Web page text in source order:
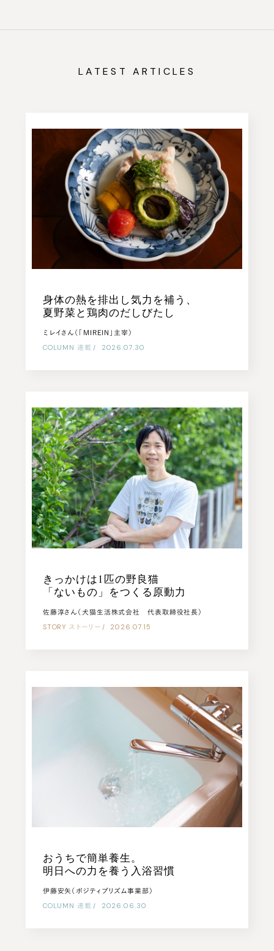
LATEST ARTICLES
COLUMN 連載 | 2026.07.30
身体の熱を排出し気力を補う、
夏野菜と鶏肉のだしびたし
ミレイさん（「MIREIN」主宰）
STORY ストーリー | 2026.07.15
きっかけは1匹の野良猫
「ないもの」をつくる原動力
佐藤淳さん（犬猫生活株式会社 代表取締役社長）
COLUMN 連載 | 2026.06.30
おうちで簡単養生。
明日への力を養う入浴習慣
伊藤安矢（ポジティブリズム事業部）